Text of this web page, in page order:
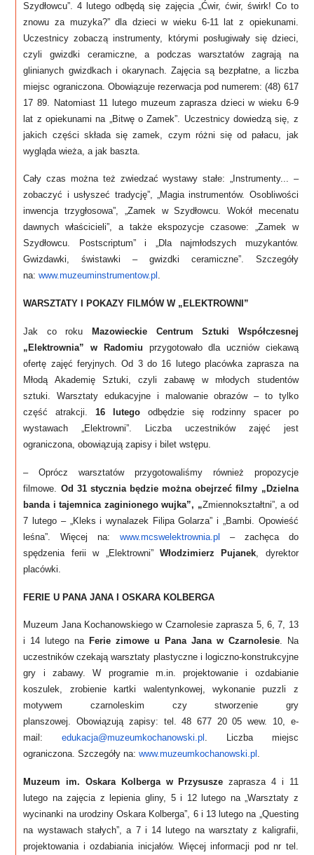
Szydłowcu”. 4 lutego odbędą się zajęcia „Ćwir, ćwir, świrk! Co to
znowu za muzyka?” dla dzieci w wieku 6-11 lat z opiekunami.
Uczestnicy zobaczą instrumenty, którymi posługiwały się dzieci,
czyli gwizdki ceramiczne, a podczas warsztatów zagrają na
glinianych gwizdkach i okarynach. Zajęcia są bezpłatne, a liczba
miejsc ograniczona. Obowiązuje rezerwacja pod numerem: (48) 617
17 89. Natomiast 11 lutego muzeum zaprasza dzieci w wieku 6-9
lat z opiekunami na „Bitwę o Zamek”. Uczestnicy dowiedzą się, z
jakich części składa się zamek, czym różni się od pałacu, jak
wygląda wieża, a jak baszta.
Cały czas można też zwiedzać wystawy stałe: „Instrumenty... –
zobaczyć i usłyszeć tradycję”, „Magia instrumentów. Osobliwości
inwencja trzygłosowa”, „Zamek w Szydłowcu. Wokół mecenatu
dawnych właścicieli”, a także ekspozycje czasowe: „Zamek w
Szydłowcu. Postscriptum” i „Dla najmłodszych muzykantów.
Gwizdawki, świstawki – gwizdki ceramiczne”. Szczegóły
na:www.muzeuminstrumentow.pl .
WARSZTATY I POKAZY FILMÓW W „ELEKTROWNI”
Jak co roku
Mazowieckie Centrum Sztuki Współczesnej
„Elektrownia” w Radomiu przygotowało dla uczniów ciekawą
ofertę zajęć feryjnych. Od 3 do 16 lutego placówka zaprasza na
Młodą Akademię Sztuki, czyli zabawę w młodych studentów
sztuki.
Warsztaty edukacyjne i malowanie obrazów – to tylko
część atrakcji.16 lutego odbędzie się
rodzinny spacer po
wystawach „Elektrowni”. Liczba uczestników zajęć jest
ograniczona, obowiązują zapisy i bilet wstępu.
– Oprócz warsztatów przygotowaliśmy również propozycje
filmowe. Od 31 stycznia będzie można obejrzeć filmy „Dzielna
banda i tajemnica zaginionego wujka”, „Zmiennokształtni”, a od
7 lutego – „Kleks i wynalazek Filipa Golarza” i „Bambi. Opowieść
leśna”. Więcej na: www.mcswelektrownia.pl
– zachęca do
spędzenia ferii w „Elektrowni” Włodzimierz Pujanek
dyrektor
placówki.
FERIE U PANA JANA I OSKARA KOLBERGA
Muzeum Jana Kochanowskiego w Czarnolesie zaprasza 5, 6, 7, 13
i 14 lutego na Ferie zimowe u Pana Jana w Czarnolesie.
Na
uczestników czekają warsztaty plastyczne i logiczno-konstrukcyjne
gry i zabawy. W programie m.in. projektowanie i ozdabianie
koszulek, zrobienie kartki walentynkowej, wykonanie puzzli z
motywem czarnoleskim czy stworzenie gry
planszowej. Obowiązują zapisy: tel. 48 677 20 05 wew. 10, e-
mail:edukacja@muzeumkochanowski.pl . Liczba miejsc
ograniczona. Szczegóły na:www.muzeumkochanowski.pl .
Muzeum im. Oskara Kolberga w Przysuszezaprasza 4 i 11
lutego na zajęcia z lepienia gliny, 5 i 12 lutego na „Warsztaty z
wycinanki na urodziny Oskara Kolberga”, 6 i 13 lutego na „Questing
na wystawach stałych”, a 7 i 14 lutego na warsztaty z kaligrafii,
projektowania i ozdabiania inicjałów. Więcej informacji pod nr tel.